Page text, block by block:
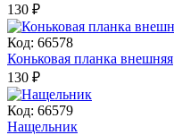
130 ₽
Код: 66578
Коньковая планка внешняя
130 ₽
Код: 66579
Нащельник